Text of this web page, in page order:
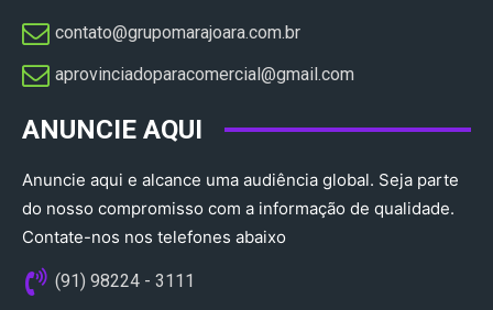
contato@grupomarajoara.com.br
aprovinciadoparacomercial@gmail.com​
ANUNCIE AQUI
Anuncie aqui e alcance uma audiência global. Seja parte
do nosso compromisso com a informação de qualidade.
Contate-nos nos telefones abaixo
(91) 98224 - 3111